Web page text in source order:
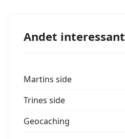
Andet interessant
Martins side
Trines side
Geocaching